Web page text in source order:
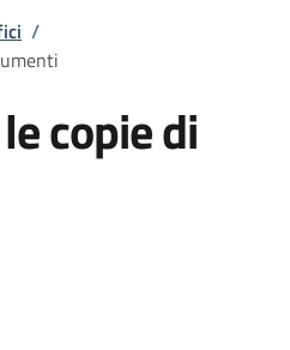
/
copie di